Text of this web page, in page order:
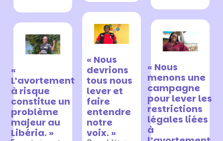
«
L’avortement
à risque
constitue un
problème
majeur au
Libéria. »
« Nous
devrions
tous nous
lever et
faire
entendre
notre
voix. »
« Nous
menons une
campagne
pour lever les
restrictions
légales liées
à